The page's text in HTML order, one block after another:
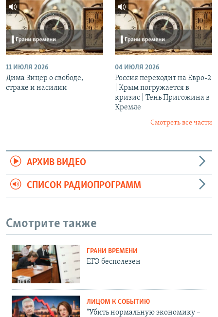
11 ИЮЛЯ 2026
Дима Зицер о свободе,
страхе и насилии
04 ИЮЛЯ 2026
Россия переходит на Евро-2
| Крым погружается в
кризис | Тень Пригожина в
Кремле
Смотреть все части
АРХИВ ВИДЕО
СПИСОК РАДИОПРОГРАММ
Смотрите также
ГРАНИ ВРЕМЕНИ
ЕГЭ бесполезен
ЛИЦОМ К СОБЫТИЮ
"Убить нормальную экономику –